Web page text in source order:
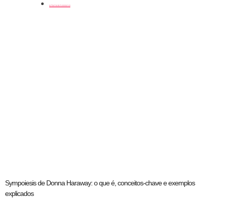
coluna
Sympoiesis de Donna Haraway: o que é, conceitos-chave e exemplos
explicados